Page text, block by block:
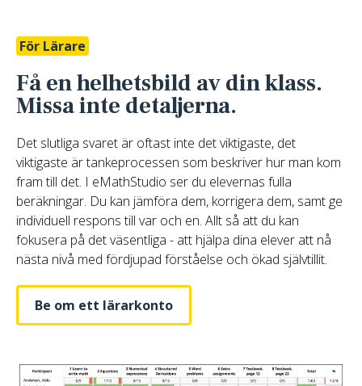
För Lärare
Få en helhetsbild av din klass.
Missa inte detaljerna.
Det slutliga svaret är oftast inte det viktigaste, det
viktigaste är tankeprocessen som beskriver hur man kom
fram till det. I eMathStudio ser du elevernas fulla
beräkningar. Du kan jämföra dem, korrigera dem, samt ge
individuell respons till var och en. Allt så att du kan
fokusera på det väsentliga - att hjälpa dina elever att nå
nästa nivå med fördjupad förståelse och ökad självtillit.
Be om ett lärarkonto